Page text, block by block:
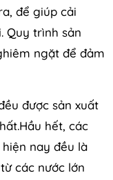
để giúp cải
Quy trình sản
ngặt để đảm
được sản xuất
hết, các
nay đều là
các nước lớn